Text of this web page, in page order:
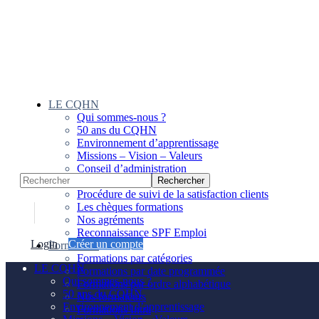
LE CQHN
Qui sommes-nous ?
50 ans du CQHN
Environnement d’apprentissage
Missions – Vision – Valeurs
Conseil d’administration
Procédure de suivi de la satisfaction clients
Les chèques formations
Nos agréments
Reconnaissance SPF Emploi
Formations
Formations par catégories
Formations par date programmée
Formations par ordre alphabétique
Nos formateurs
Formations Intra
Login
Créer un compte
LE CQHN
Qui sommes-nous ?
50 ans du CQHN
Environnement d’apprentissage